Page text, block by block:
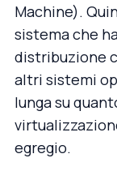
Machine).
sistema che
distribuzione
altri sistemi
lunga su
egregio.